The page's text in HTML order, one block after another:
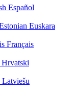
Español
Euskara
Français
Hrvatski
Latviešu